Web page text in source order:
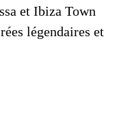
et Ibiza Town
légendaires et